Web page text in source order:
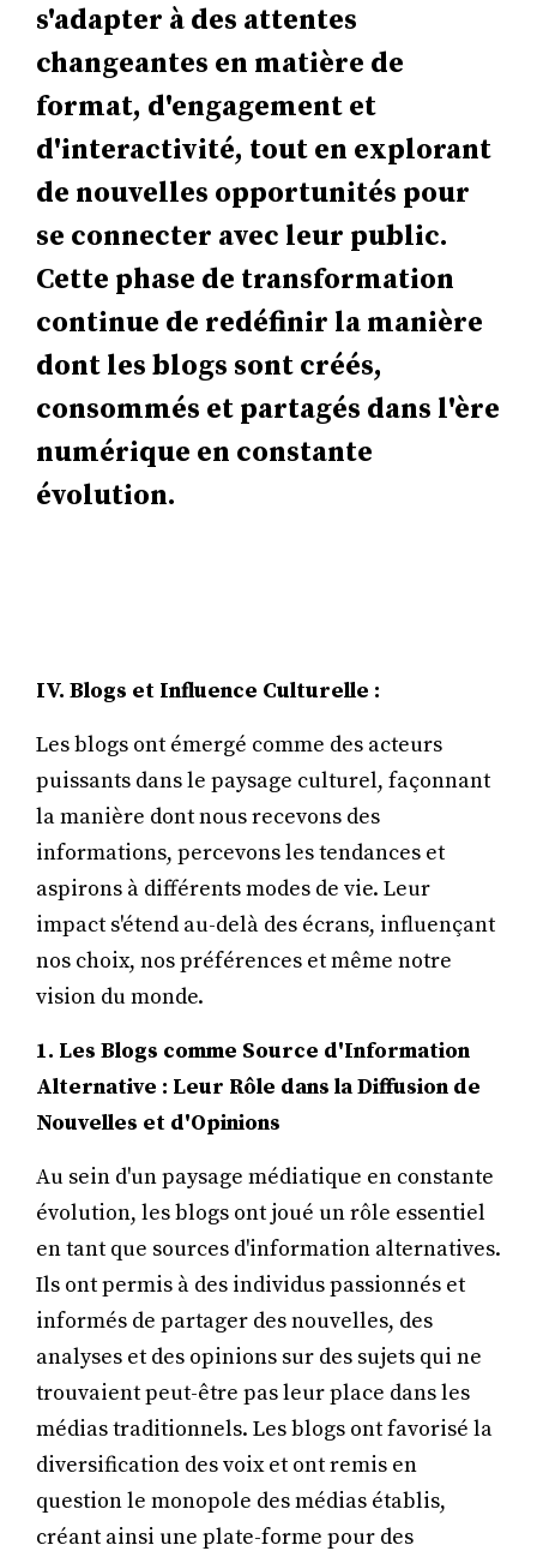
s'adapter à des attentes
changeantes en matière de
format, d'engagement et
d'interactivité, tout en explorant
de nouvelles opportunités pour
se connecter avec leur public.
Cette phase de transformation
continue de redéfinir la manière
dont les blogs sont créés,
consommés et partagés dans l'ère
numérique en constante
évolution.
IV. Blogs et Influence Culturelle :
Les blogs ont émergé comme des acteurs
puissants dans le paysage culturel, façonnant
la manière dont nous recevons des
informations, percevons les tendances et
aspirons à différents modes de vie. Leur
impact s'étend au-delà des écrans, influençant
nos choix, nos préférences et même notre
vision du monde.
1. Les Blogs comme Source d'Information
Alternative : Leur Rôle dans la Diffusion de
Nouvelles et d'Opinions
Au sein d'un paysage médiatique en constante
évolution, les blogs ont joué un rôle essentiel
en tant que sources d'information alternatives.
Ils ont permis à des individus passionnés et
informés de partager des nouvelles, des
analyses et des opinions sur des sujets qui ne
trouvaient peut-être pas leur place dans les
médias traditionnels. Les blogs ont favorisé la
diversification des voix et ont remis en
question le monopole des médias établis,
créant ainsi une plate-forme pour des